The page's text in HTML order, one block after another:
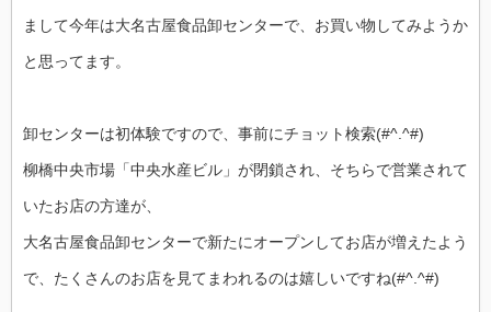
まして今年は大名古屋食品卸センターで、お買い物してみようか
と思ってます。
卸センターは初体験ですので、事前にチョット検索(#^.^#)
柳橋中央市場「中央水産ビル」が閉鎖され、そちらで営業されて
いたお店の方達が、
大名古屋食品卸センターで新たにオープンしてお店が増えたよう
で、たくさんのお店を見てまわれるのは嬉しいですね(#^.^#)